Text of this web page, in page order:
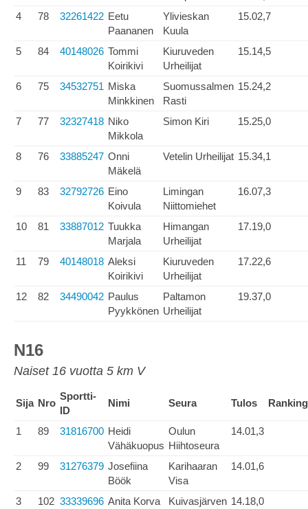
4
78 32261422 Eetu
Paananen
Ylivieskan
Kuula
15.02,7
5 84 40148026 Tommi
Koirikivi
Kiuruveden
Urheilijat
15.14,5
6 75 34532751 Miska
Minkkinen
Suomussalmen
Rasti
15.24,2
7 77 32327418 Niko
Mikkola
Simon Kiri 15.25,0
8 76 33885247 Onni
Mäkelä
Vetelin Urheilijat 15.34,1
9 83 32792726 Eino
Koivula
Limingan
Niittomiehet
16.07,3
10 81 33887012 Tuukka
Marjala
Himangan
Urheilijat
17.19,0
11 79 40148018 Aleksi
Koirikivi
Kiuruveden
Urheilijat
17.22,6
12 82 34490042 Paulus
Pyykkönen
Paltamon
Urheilijat
19.37,0
N16
Naiset 16 vuotta 5 km V
Sija Nro
Sportti-
ID
Nimi Seura Tulos Ranking
1 89 31816700 Heidi
Vähäkuopus
Oulun
Hiihtoseura
14.01,3
2 99 31276379 Josefiina
Böök
Karihaaran
Visa
14.01,6
3 102 33339696 Anita Korva
Kuivasjärven 14.18,0